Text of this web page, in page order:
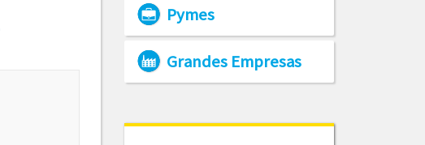
Pymes
Grandes Empresas